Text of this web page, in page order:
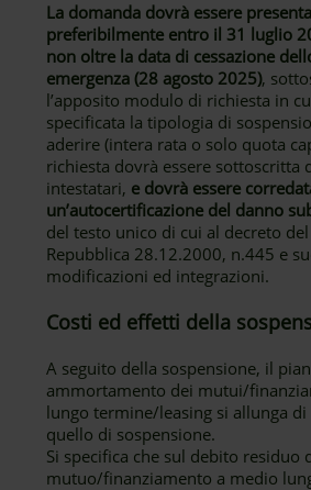
La domanda dovrà essere
preferibilmente entro il 31 luglio
non oltre la data di cessazione
emergenza (28 agosto 2025),
l’apposito modulo di richiesta in
specificata la tipologia di
aderire (intera rata o solo quota
richiesta dovrà essere sottoscritta
intestatari, e dovrà essere
un’autocertificazione del danno
del testo unico di cui al decreto
Repubblica 28.12.2000, n.445 e
modificazioni ed integrazioni.
Costi ed effetti della
A seguito della sospensione, il
ammortamento dei mutui/
lungo termine/leasing si allunga
quello di sospensione.
Si specifica che sul debito residuo
mutuo/finanziamento a medio